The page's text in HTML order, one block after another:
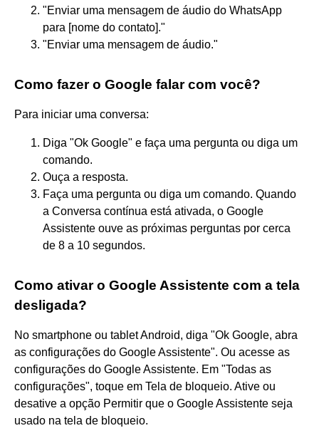
"Enviar uma mensagem de áudio do WhatsApp
para [nome do contato]."
"Enviar uma mensagem de áudio."
Como fazer o Google falar com você?
Para iniciar uma conversa:
Diga "Ok Google" e faça uma pergunta ou diga um
comando.
Ouça a resposta.
Faça uma pergunta ou diga um comando. Quando
a Conversa contínua está ativada, o Google
Assistente ouve as próximas perguntas por cerca
de 8 a 10 segundos.
Como ativar o Google Assistente com a tela
desligada?
No smartphone ou tablet Android, diga "Ok Google, abra
as configurações do Google Assistente". Ou acesse as
configurações do Google Assistente. Em "Todas as
configurações", toque em Tela de bloqueio. Ative ou
desative a opção Permitir que o Google Assistente seja
usado na tela de bloqueio.